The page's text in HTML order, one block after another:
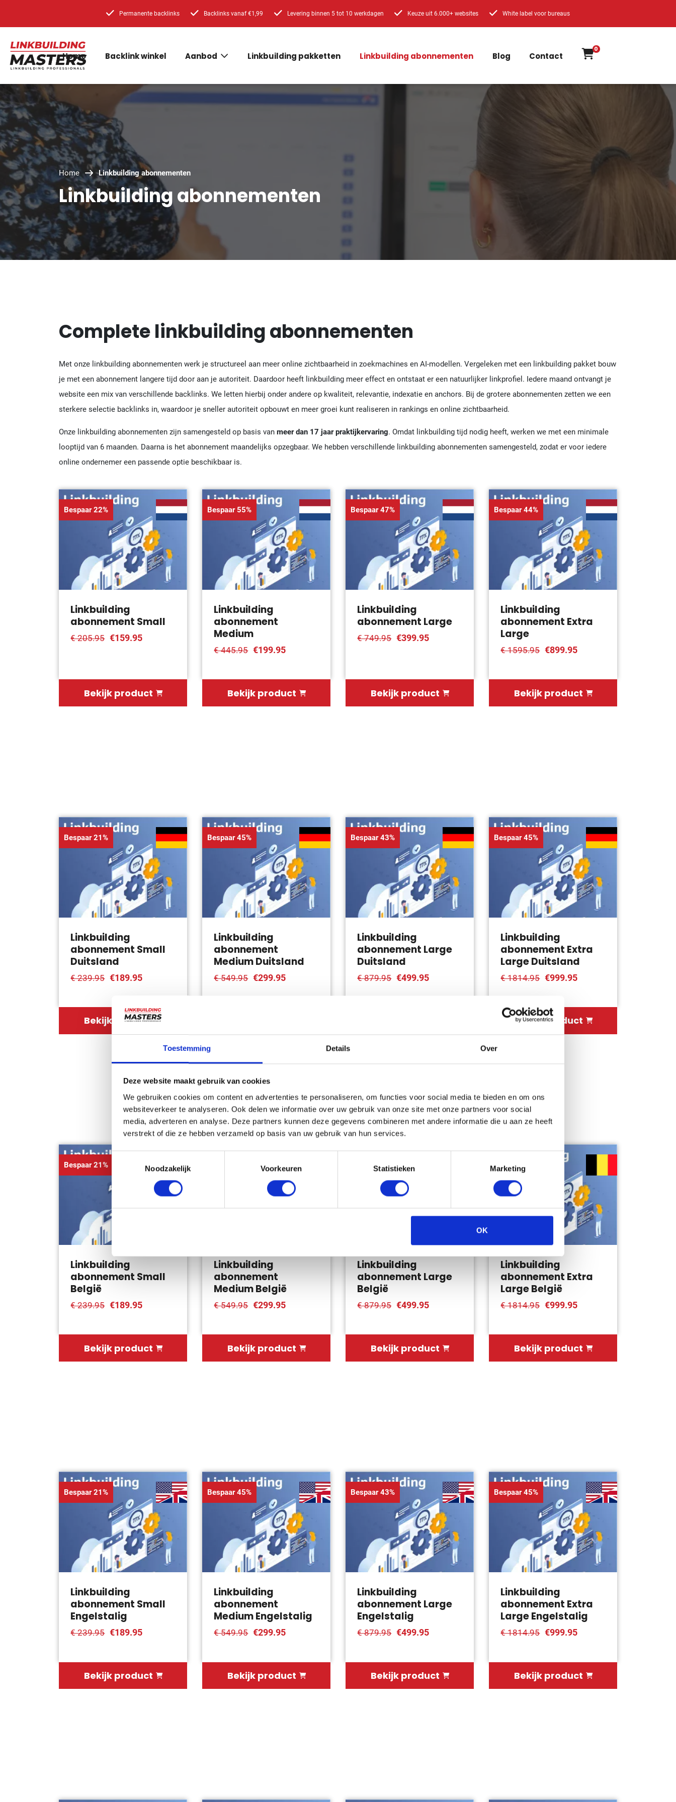
Toestemming Details Over
Deze website maakt gebruik van cookies
We gebruiken cookies om content en advertenties te personaliseren, om functies voor social media te bieden en om ons
websiteverkeer te analyseren. Ook delen we informatie over uw gebruik van onze site met onze partners voor social
media, adverteren en analyse. Deze partners kunnen deze gegevens combineren met andere informatie die u aan ze heeft
verstrekt of die ze hebben verzameld op basis van uw gebruik van hun services.
Toestemmingsselectie
Noodzakelijk
Voorkeuren Statistieken Marketing
OK
Permanente backlinks Backlinks vanaf €1,99 Levering binnen 5 tot 10 werkdagen Keuze uit 6.000+ websites White label voor bureaus
Home Backlink winkel Aanbod Linkbuilding pakketten Linkbuilding abonnementen Blog Contact
0
Home Linkbuilding abonnementen
Linkbuilding abonnementen
Complete linkbuilding abonnementen
Met onze linkbuilding abonnementen werk je structureel aan meer online zichtbaarheid in zoekmachines en AI-modellen. Vergeleken met een linkbuilding pakket bouw
je met een abonnement langere tijd door aan je autoriteit. Daardoor heeft linkbuilding meer effect en ontstaat er een natuurlijker linkprofiel. Iedere maand ontvangt je
website een mix van verschillende backlinks. We letten hierbij onder andere op kwaliteit, relevantie, indexatie en anchors. Bij de grotere abonnementen zetten we een
sterkere selectie backlinks in, waardoor je sneller autoriteit opbouwt en meer groei kunt realiseren in rankings en online zichtbaarheid.
Onze linkbuilding abonnementen zijn samengesteld op basis van meer dan 17 jaar praktijkervaring. Omdat linkbuilding tijd nodig heeft, werken we met een minimale
looptijd van 6 maanden. Daarna is het abonnement maandelijks opzegbaar. We hebben verschillende linkbuilding abonnementen samengesteld, zodat er voor iedere
online ondernemer een passende optie beschikbaar is.
Bespaar 22%
Linkbuilding
abonnement Small
€ 205.95 €159.95
Bekijk product
Bespaar 55%
Linkbuilding
abonnement
Medium
€ 445.95 €199.95
Bekijk product
Bespaar 47%
Linkbuilding
abonnement Large
€ 749.95 €399.95
Bekijk product
Bespaar 44%
Linkbuilding
abonnement Extra
Large
€ 1595.95 €899.95
Bekijk product
Bespaar 21%
Linkbuilding
abonnement Small
Duitsland
€ 239.95 €189.95
Bekijk product
Bespaar 45%
Linkbuilding
abonnement
Medium Duitsland
€ 549.95 €299.95
Bespaar 43%
Linkbuilding
abonnement Large
Duitsland
€ 879.95 €499.95
Bespaar 45%
Linkbuilding
abonnement Extra
Large Duitsland
€ 1814.95 €999.95
Bekijk product
Bespaar 21%
Linkbuilding
abonnement Small
België
€ 239.95 €189.95
Bekijk product
Linkbuilding
abonnement
Medium België
€ 549.95 €299.95
Bekijk product
Bespaar 43%
Linkbuilding
abonnement Large
België
€ 879.95 €499.95
Bekijk product
Bespaar 45%
Linkbuilding
abonnement Extra
Large België
€ 1814.95 €999.95
Bekijk product
Bespaar 21%
Linkbuilding
abonnement Small
Engelstalig
€ 239.95 €189.95
Bekijk product
Bespaar 45%
Linkbuilding
abonnement
Medium Engelstalig
€ 549.95 €299.95
Bekijk product
Bespaar 43%
Linkbuilding
abonnement Large
Engelstalig
€ 879.95 €499.95
Bekijk product
Bespaar 45%
Linkbuilding
abonnement Extra
Large Engelstalig
€ 1814.95 €999.95
Bekijk product